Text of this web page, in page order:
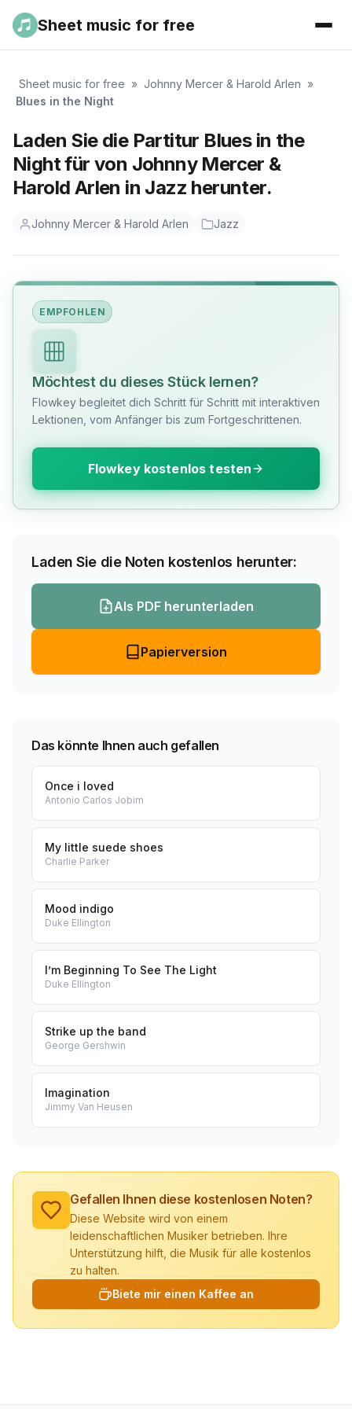
Sheet music for free
Sheet music for free » Johnny Mercer & Harold Arlen »
Blues in the Night
Laden Sie die Partitur Blues in the
Night für von Johnny Mercer &
Harold Arlen in Jazz herunter.
Johnny Mercer & Harold Arlen Jazz
EMPFOHLEN
Möchtest du dieses Stück lernen?
Flowkey begleitet dich Schritt für Schritt mit interaktiven
Lektionen, vom Anfänger bis zum Fortgeschrittenen.
Flowkey kostenlos testen
Laden Sie die Noten kostenlos herunter:
Als PDF herunterladen
Papierversion
Das könnte Ihnen auch gefallen
Once i loved
Antonio Carlos Jobim
My little suede shoes
Charlie Parker
Mood indigo
Duke Ellington
I’m Beginning To See The Light
Duke Ellington
Strike up the band
George Gershwin
Imagination
Jimmy Van Heusen
Gefallen Ihnen diese kostenlosen Noten?
Diese Website wird von einem
leidenschaftlichen Musiker betrieben. Ihre
Unterstützung hilft, die Musik für alle kostenlos
zu halten.
Biete mir einen Kaffee an